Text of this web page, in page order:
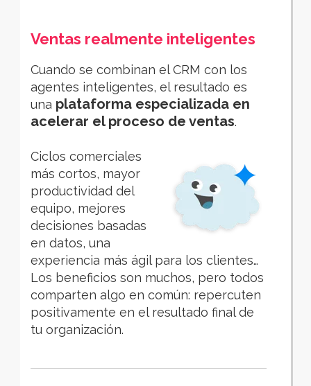
Ventas realmente inteligentes
Cuando se combinan el CRM con los
agentes inteligentes, el resultado es
una plataforma especializada en
acelerar el proceso de ventas.
Ciclos comerciales
más cortos, mayor
productividad del
equipo, mejores
decisiones basadas
en datos, una
experiencia más ágil para los clientes…
Los beneficios son muchos, pero todos
comparten algo en común: repercuten
positivamente en el resultado final de
tu organización.